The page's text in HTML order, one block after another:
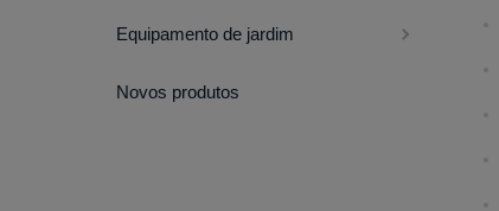
Equipamento de jardim
Novos produtos